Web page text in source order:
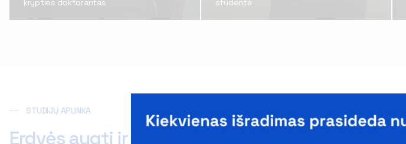
krypties doktorantas
studentė
STUDIJŲ APLINKA
Erdvės augti ir kurti